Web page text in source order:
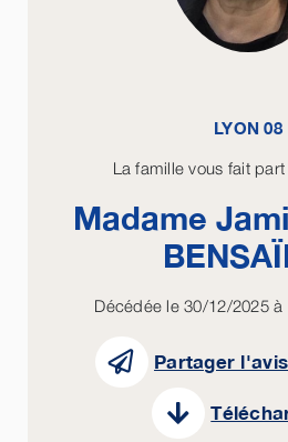
LYON 08
La famille vous fait
Madame
Décédée le 30/12/2025
Partager